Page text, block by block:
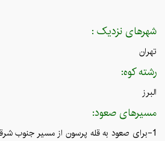
شهرهای نزدیک :
تهران
رشته کوه:
البرز
مسیرهای صعود:
1-برای صعود به قله پرسون از مسیر جنوب